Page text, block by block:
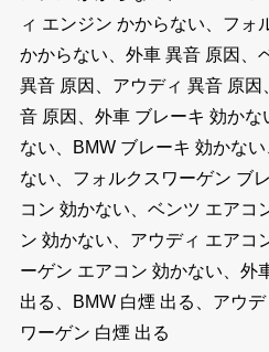
ィ エンジン かからない、フォ
かからない、外車 異音 原因、
異音 原因、アウディ 異音 原
音 原因、外車 ブレーキ 効か
ない、BMW ブレーキ 効かな
ない、フォルクスワーゲン ブ
コン 効かない、ベンツ エアコ
ン 効かない、アウディ エアコ
ーゲン エアコン 効かない、外
出る、BMW 白煙 出る、アウ
ワーゲン 白煙 出る